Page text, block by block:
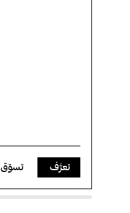
تعرَّف تسوّق